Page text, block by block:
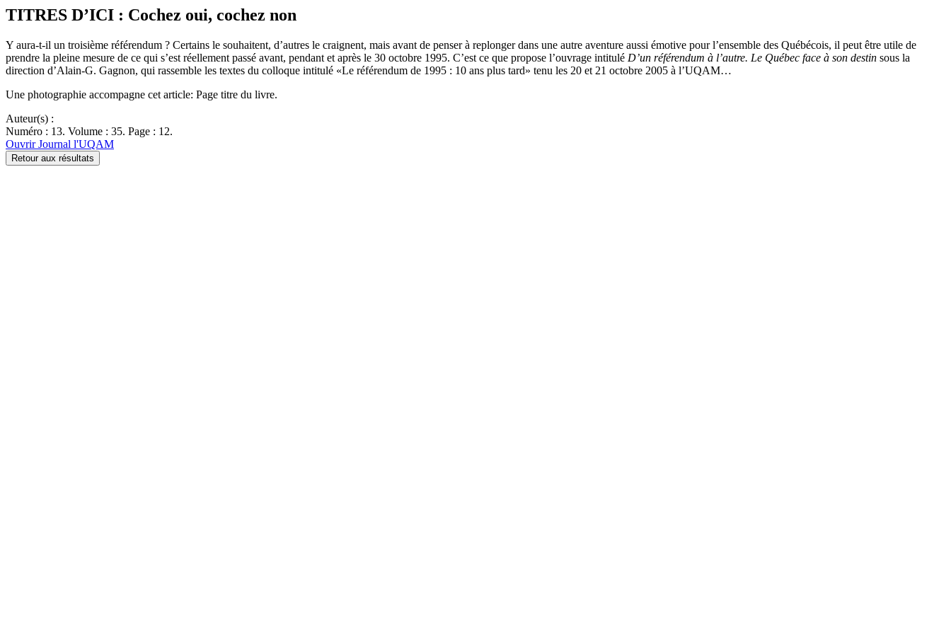
TITRES D’ICI : Cochez oui, cochez non
Y aura-t-il un troisième référendum ? Certains le souhaitent, d’autres le craignent, mais avant de penser à replonger dans une autre aventure aussi émotive pour l’ensemble des Québécois, il peut être utile de
prendre la pleine mesure de ce qui s’est réellement passé avant, pendant et après le 30 octobre 1995. C’est ce que propose l’ouvrage intitulé D’un référendum à l’autre. Le Québec face à son destin sous la
direction d’Alain-G. Gagnon, qui rassemble les textes du colloque intitulé «Le référendum de 1995 : 10 ans plus tard» tenu les 20 et 21 octobre 2005 à l’UQAM…
Une photographie accompagne cet article: Page titre du livre.
Auteur(s) :
Numéro : 13. Volume : 35. Page : 12.
Ouvrir Journal l'UQAM
Retour aux résultats